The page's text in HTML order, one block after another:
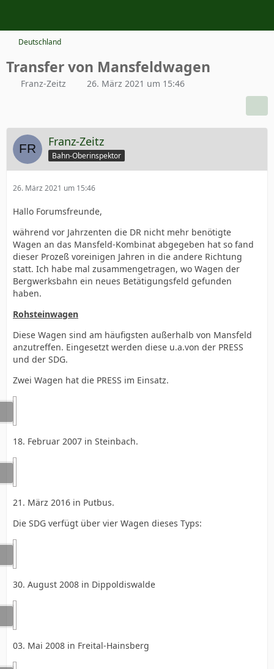
Deutschland
Transfer von Mansfeldwagen
Franz-Zeitz 26. März 2021 um 15:46
Franz-Zeitz
Bahn-Oberinspektor
26. März 2021 um 15:46
Hallo Forumsfreunde,
während vor Jahrzenten die DR nicht mehr benötigte
Wagen an das Mansfeld-Kombinat abgegeben hat so fand
dieser Prozeß voreinigen Jahren in die andere Richtung
statt. Ich habe mal zusammengetragen, wo Wagen der
Bergwerksbahn ein neues Betätigungsfeld gefunden
haben.
Rohsteinwagen
Diese Wagen sind am häufigsten außerhalb von Mansfeld
anzutreffen. Eingesetzt werden diese u.a.von der PRESS
und der SDG.
Zwei Wagen hat die PRESS im Einsatz.
18. Februar 2007 in Steinbach.
21. März 2016 in Putbus.
Die SDG verfügt über vier Wagen dieses Typs:
30. August 2008 in Dippoldiswalde
03. Mai 2008 in Freital-Hainsberg